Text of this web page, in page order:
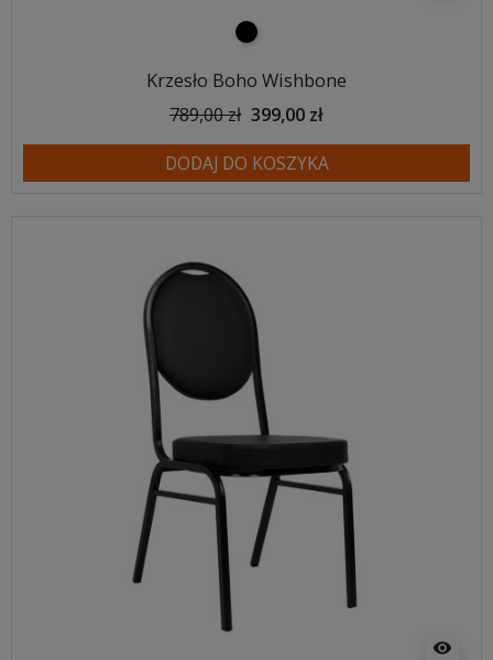
czarny
Krzesło Boho Wishbone
789,00 zł 399,00 zł
DODAJ DO KOSZYKA
visibility